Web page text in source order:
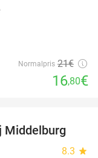
Normalpris 21€
16,80€
42%
Middelburg
8.3 star